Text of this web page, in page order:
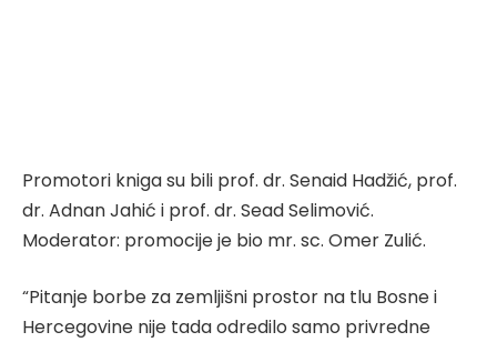
Promotori kniga su bili prof. dr. Senaid Hadžić, prof.
dr. Adnan Jahić i prof. dr. Sead Selimović.
Moderator: promocije je bio mr. sc. Omer Zulić.
“Pitanje borbe za zemljišni prostor na tlu Bosne i
Hercegovine nije tada odredilo samo privredne